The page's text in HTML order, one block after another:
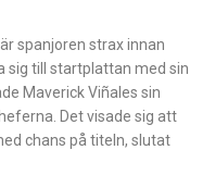
spanjoren strax innan
sig till startplattan med sin
Maverick Viñales sin
Det visade sig att
chans på titeln, slutat